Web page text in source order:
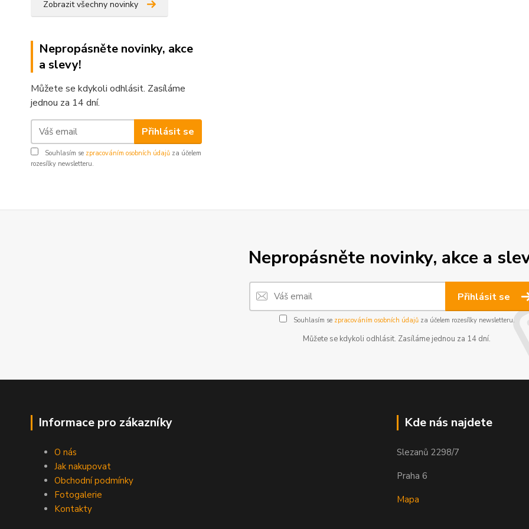
Zobrazit všechny novinky
Nepropásněte novinky, akce
a slevy!
Můžete se kdykoli odhlásit. Zasíláme
jednou za 14 dní.
Přihlásit se
Souhlasím se zpracováním osobních údajů za účelem
rozesílky newsletteru.
Nepropásněte novinky, akce a
Přihlásit se
Souhlasím se zpracováním osobních údajůza účelem rozesílky newsletteru.
Můžete se kdykoli odhlásit. Zasíláme jednou za 14 dní.
Informace pro zákazníky
O nás
Jak nakupovat
Obchodní podmínky
Fotogalerie
Kontakty
Kde nás najdete
Slezanů 2298/7
Praha 6
Mapa